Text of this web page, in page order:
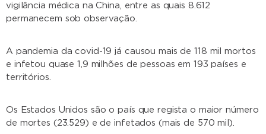
vigilância médica na China, entre as quais 8.612
permanecem sob observação.
A pandemia da covid-19 já causou mais de 118 mil mortos
e infetou quase 1,9 milhões de pessoas em 193 países e
territórios.
Os Estados Unidos são o país que regista o maior número
de mortes (23.529) e de infetados (mais de 570 mil).